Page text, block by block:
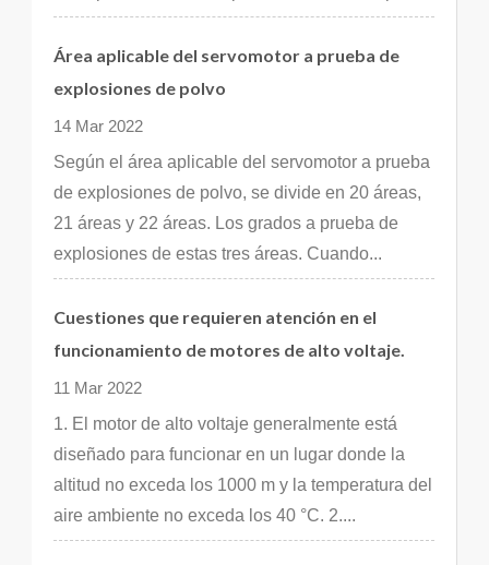
Área aplicable del servomotor a prueba de
explosiones de polvo
14 Mar 2022
Según el área aplicable del servomotor a prueba
de explosiones de polvo, se divide en 20 áreas,
21 áreas y 22 áreas. Los grados a prueba de
explosiones de estas tres áreas. Cuando...
Cuestiones que requieren atención en el
funcionamiento de motores de alto voltaje.
11 Mar 2022
1. El motor de alto voltaje generalmente está
diseñado para funcionar en un lugar donde la
altitud no exceda los 1000 m y la temperatura del
aire ambiente no exceda los 40 °C. 2....